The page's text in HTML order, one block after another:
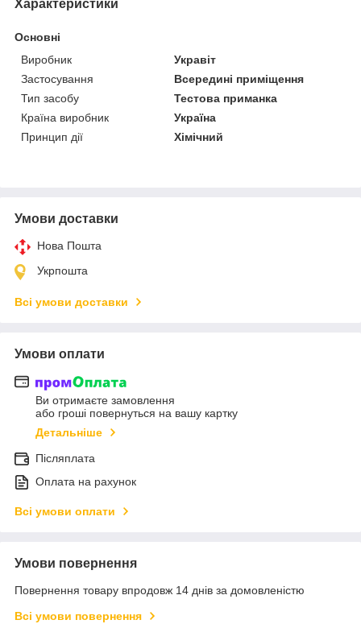
Характеристики
Основні
Виробник
Укравіт
Застосування
Всередині приміщення
Тип засобу
Тестова приманка
Країна виробник
Україна
Принцип дії
Хімічний
Умови доставки
Нова Пошта
Укрпошта
Всі умови доставки
Умови оплати
Ви отримаєте замовлення
або гроші повернуться на вашу картку
Детальніше
Післяплата
Оплата на рахунок
Всі умови оплати
Умови повернення
Повернення товару впродовж 14 днів за домовленістю
Всі умови повернення